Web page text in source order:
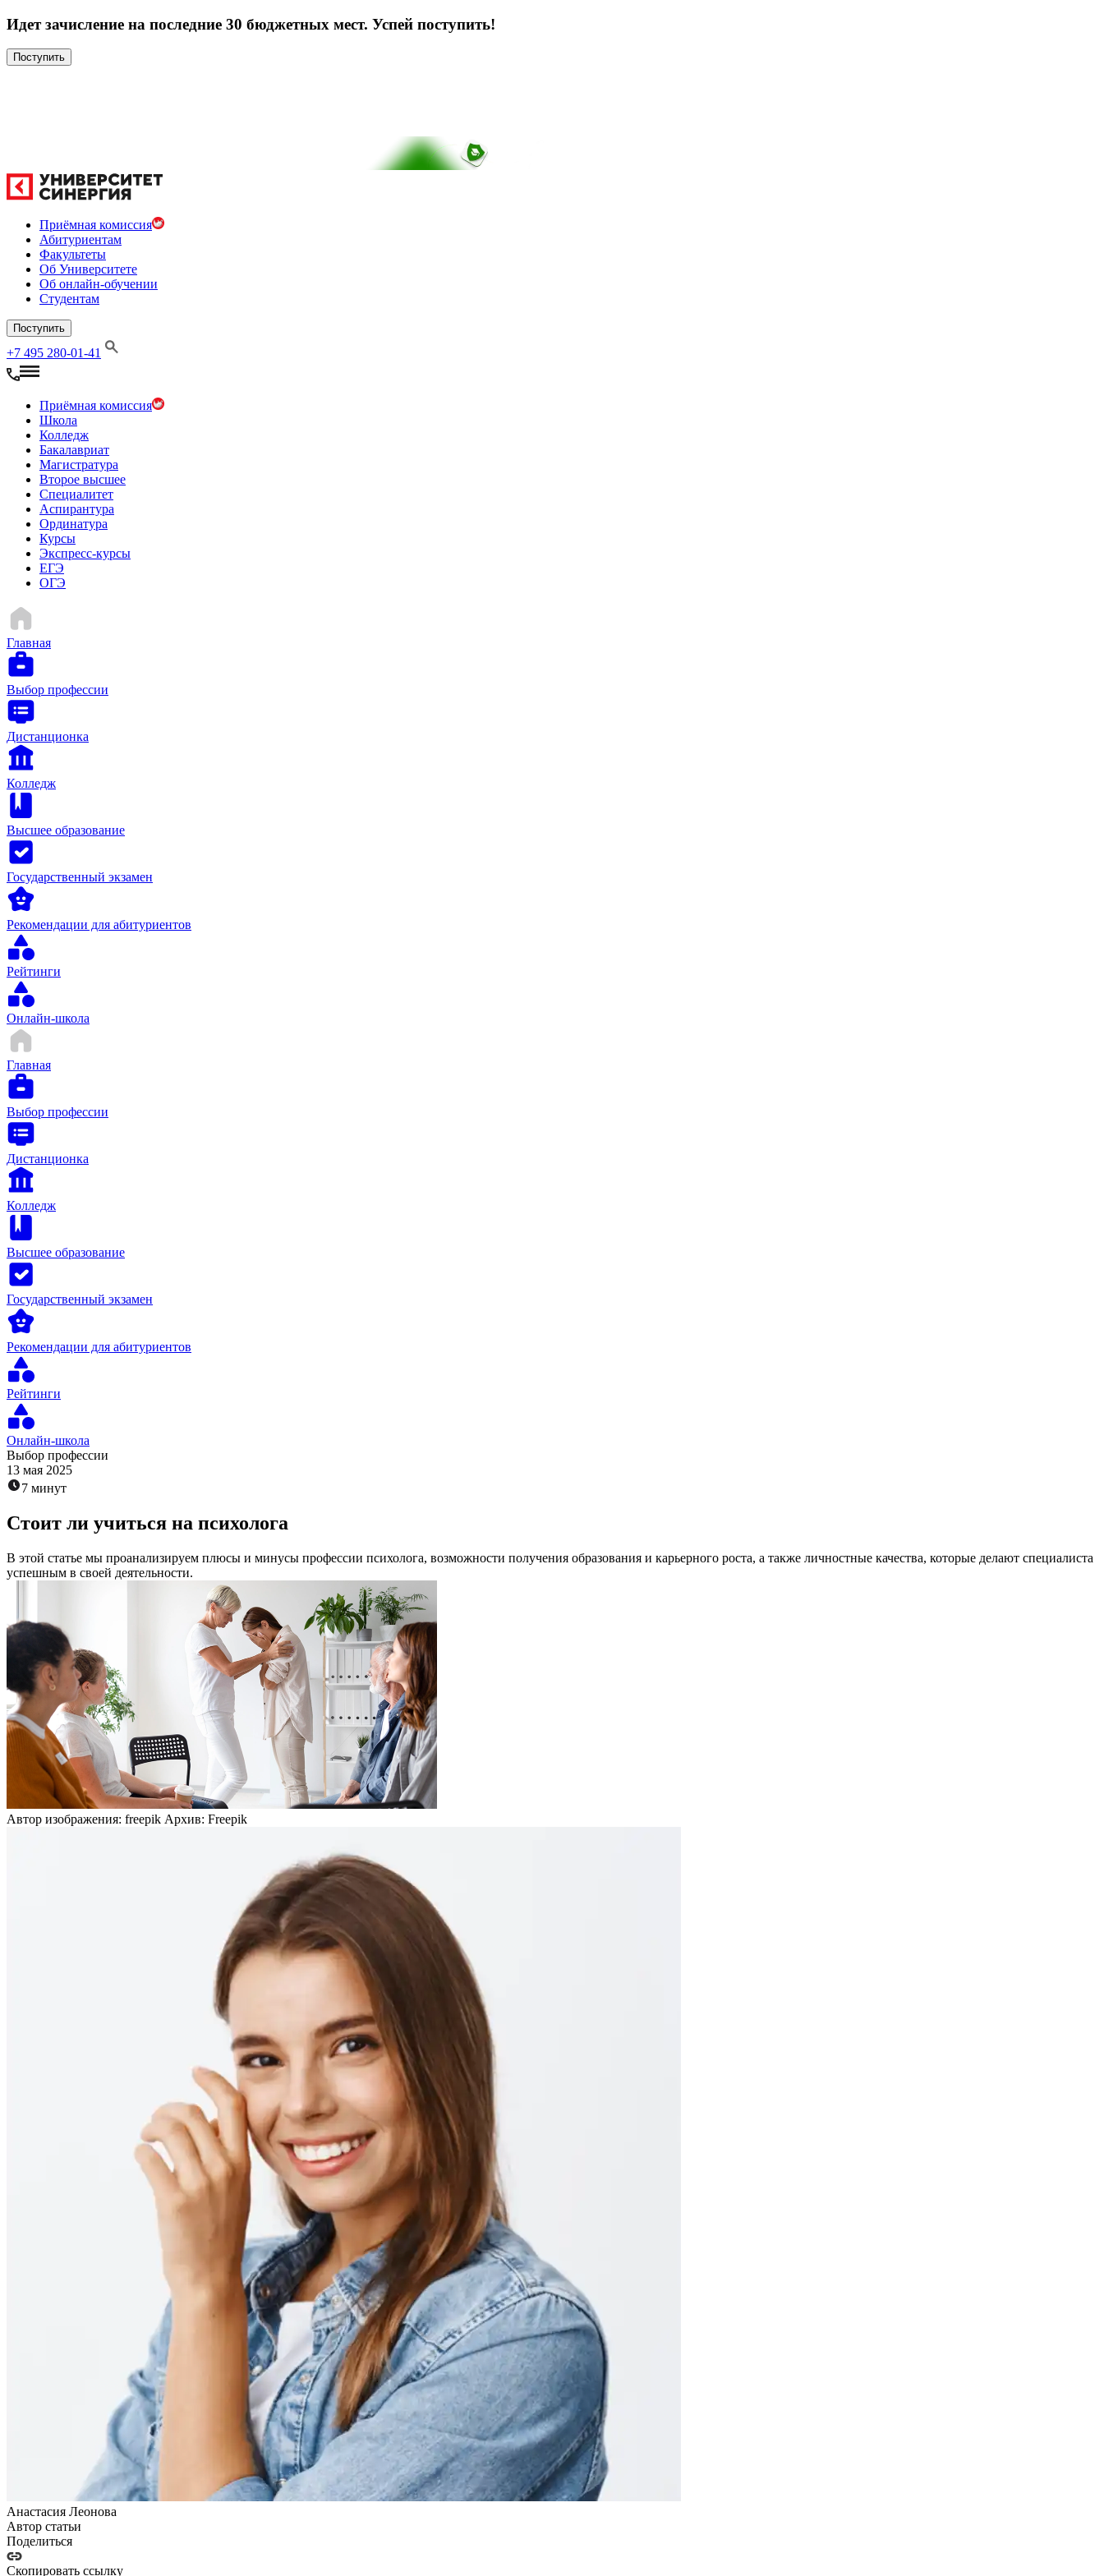
Идет зачисление на последние 30 бюджетных мест. Успей поступить!
Поступить
Приёмная комиссия
Абитуриентам
Факультеты
Об Университете
Об онлайн-обучении
Студентам
Поступить
+7 495 280-01-41
Приёмная комиссия
Школа
Колледж
Бакалавриат
Магистратура
Второе высшее
Специалитет
Аспирантура
Ординатура
Курсы
Экспресс-курсы
ЕГЭ
ОГЭ
Главная
Выбор профессии
Дистанционка
Колледж
Высшее образование
Государственный экзамен
Рекомендации для абитуриентов
Рейтинги
Онлайн-школа
Главная
Выбор профессии
Дистанционка
Колледж
Высшее образование
Государственный экзамен
Рекомендации для абитуриентов
Рейтинги
Онлайн-школа
Выбор профессии
13 мая 2025
7 минут
Стоит ли учиться на психолога
В этой статье мы проанализируем плюсы и минусы профессии психолога, возможности получения образования и карьерного роста, а также личностные качества, которые делают специалиста
успешным в своей деятельности.
Автор изображения: freepik Архив: Freepik
Анастасия Леонова
Автор статьи
Поделиться
Скопировать ссылку